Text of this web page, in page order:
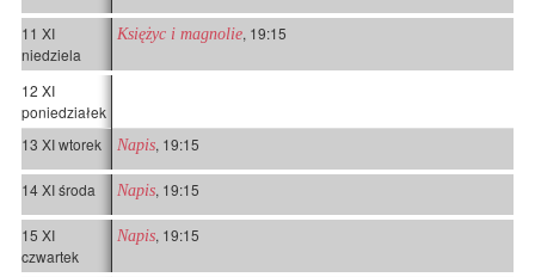
11 XI
niedziela
Księżyc i magnolie, 19:15
12 XI
poniedziałek
13 XI wtorek
Napis, 19:15
14 XI środa Napis, 19:15
15 XI
czwartek
Napis, 19:15